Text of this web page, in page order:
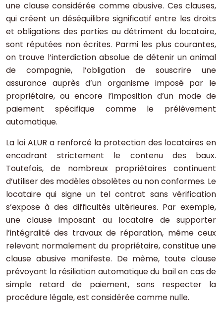
une clause considérée comme abusive. Ces clauses,
qui créent un déséquilibre significatif entre les droits
et obligations des parties au détriment du locataire,
sont réputées non écrites. Parmi les plus courantes,
on trouve l’interdiction absolue de détenir un animal
de compagnie, l’obligation de souscrire une
assurance auprès d’un organisme imposé par le
propriétaire, ou encore l’imposition d’un mode de
paiement spécifique comme le prélèvement
automatique.
La loi ALUR a renforcé la protection des locataires en
encadrant strictement le contenu des baux.
Toutefois, de nombreux propriétaires continuent
d’utiliser des modèles obsolètes ou non conformes. Le
locataire qui signe un tel contrat sans vérification
s’expose à des difficultés ultérieures. Par exemple,
une clause imposant au locataire de supporter
l’intégralité des travaux de réparation, même ceux
relevant normalement du propriétaire, constitue une
clause abusive manifeste. De même, toute clause
prévoyant la résiliation automatique du bail en cas de
simple retard de paiement, sans respecter la
procédure légale, est considérée comme nulle.